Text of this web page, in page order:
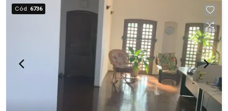
Cód. 6736